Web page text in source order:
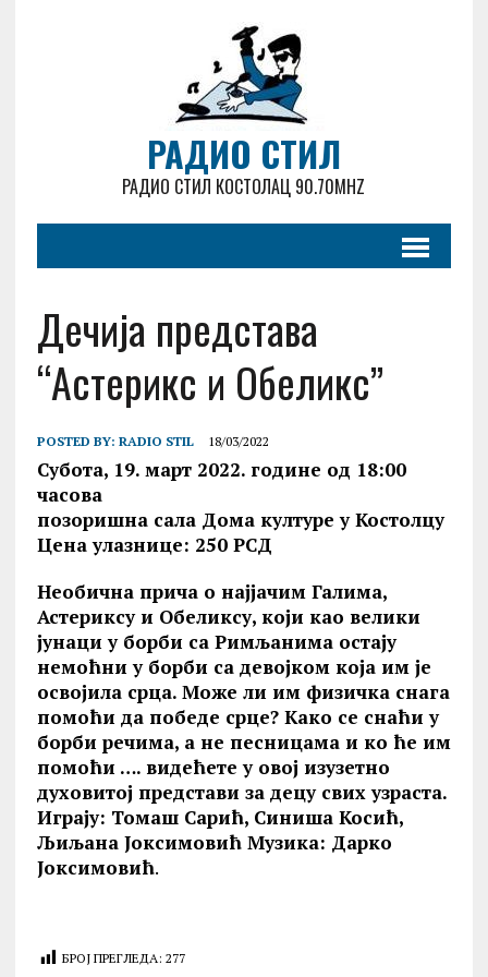
РАДИО СТИЛ
РАДИО СТИЛ КОСТОЛАЦ 90.70MHZ
Дечија представа
“Астерикс и Обеликс”
POSTED BY: RADIO STIL 18/03/2022
Субота, 19. март 2022. године од 18:00
часова
позоришна сала Дома културе у Костолцу
Цена улазнице: 250 РСД
Необична прича о најјачим Галима,
Астериксу и Обеликсу, који као велики
јунаци у борби са Римљанима остају
немоћни у борби са девојком која им је
освојила срца. Може ли им физичка снага
помоћи да победе срце? Како се снаћи у
борби речима, а не песницама и ко ће им
помоћи …. видећете у овој изузетно
духовитој представи за децу свих узраста.
Играју: Томаш Сарић, Синиша Косић,
Љиљана Јоксимовић Музика: Дарко
Јоксимовић.
БРОЈ ПРЕГЛЕДА: 277